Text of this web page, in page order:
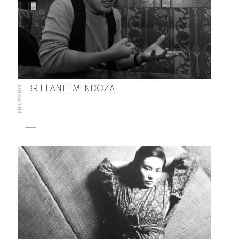
PHILIPPINES BRILLANTE MENDOZA